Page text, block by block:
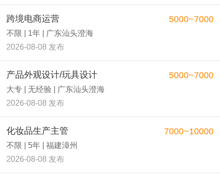
跨境电商运营
不限 | 1年 | 广东汕头澄海
2026-08-08 发布
5000~7000
产品外观设计/玩具设计
大专 | 无经验 | 广东汕头澄海
2026-08-08 发布
5000~7000
化妆品生产主管
不限 | 5年 | 福建漳州
2026-08-08 发布
7000~10000